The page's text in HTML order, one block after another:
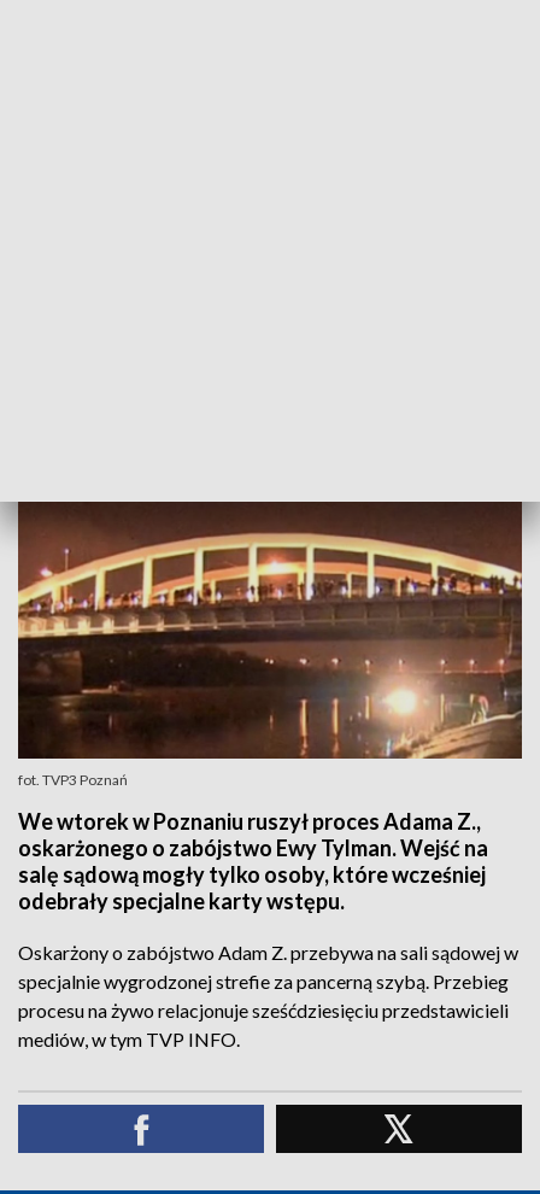
fot. TVP3 Poznań
We wtorek w Poznaniu ruszył proces Adama Z.,
oskarżonego o zabójstwo Ewy Tylman. Wejść na
salę sądową mogły tylko osoby, które wcześniej
odebrały specjalne karty wstępu.
Oskarżony o zabójstwo Adam Z. przebywa na sali sądowej w
specjalnie wygrodzonej strefie za pancerną szybą. Przebieg
procesu na żywo relacjonuje sześćdziesięciu przedstawicieli
mediów, w tym TVP INFO.